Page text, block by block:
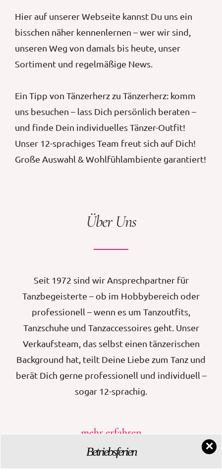
Hier auf unserer Webseite kannst Du uns ein
bisschen näher kennenlernen – wer wir sind,
unseren Weg von damals bis heute, unser
Sortiment und regelmäßige News.
Ein Tipp von Tänzerherz zu Tänzerherz: komm
uns besuchen – lass Dich persönlich beraten –
und finde Dein individuelles Tänzer-Outfit!
Unser 12-sprachiges Team freut sich auf Dich!
Große Auswahl & Wohlfühlambiente garantiert!
Über Uns
Seit 1972 sind wir Ansprechpartner für
Tanzbegeisterte – ob im Hobbybereich oder
professionell – wenn es um Tanzoutfits,
Tanzschuhe und Tanzaccessoires geht. Unser
Verkaufsteam, das selbst einen tänzerischen
Background hat, teilt Deine Liebe zum Tanz und
berät Dich gerne professionell und individuell –
sogar 12-sprachig.
mehr erfahren
Betriebsferien ✕